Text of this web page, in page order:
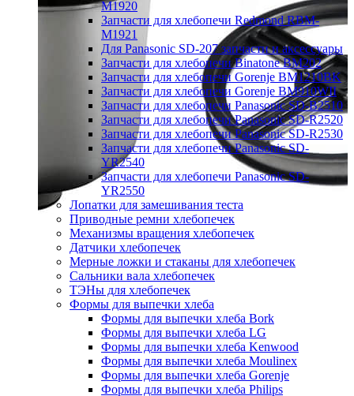
M1920
Запчасти для хлебопечи Redmond RBM-
M1921
Для Panasonic SD-207 запчасти и аксессуары
Запчасти для хлебопечи Binatone BM202
Запчасти для хлебопечи Gorenje BM1210BK
Запчасти для хлебопечи Gorenje BM910WII
Запчасти для хлебопечи Panasonic SD-B2510
Запчасти для хлебопечи Panasonic SD-R2520
Запчасти для хлебопечи Panasonic SD-R2530
Запчасти для хлебопечи Panasonic SD-
YR2540
Запчасти для хлебопечи Panasonic SD-
YR2550
Лопатки для замешивания теста
Приводные ремни хлебопечек
Механизмы вращения хлебопечек
Датчики хлебопечек
Мерные ложки и стаканы для хлебопечек
Сальники вала хлебопечек
ТЭНы для хлебопечек
Формы для выпечки хлеба
Формы для выпечки хлеба Bork
Формы для выпечки хлеба LG
Формы для выпечки хлеба Kenwood
Формы для выпечки хлеба Moulinex
Формы для выпечки хлеба Gorenje
Формы для выпечки хлеба Philips